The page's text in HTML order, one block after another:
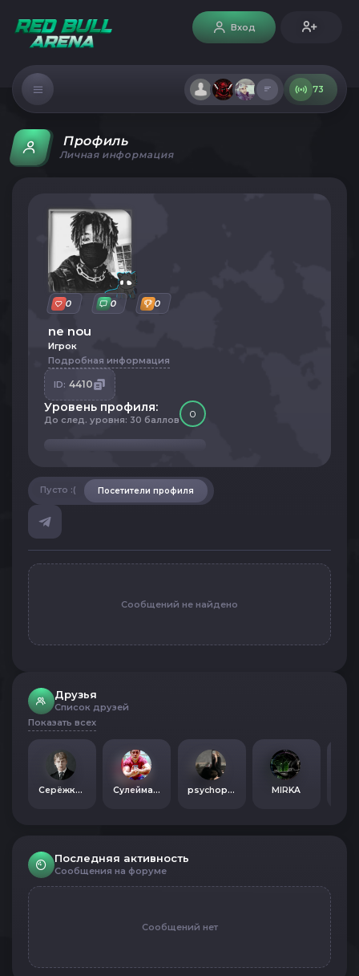
Вход
73
Профиль
Личная информация
0 0 0
ne nou
Игрок
Подробная информация
ID: 4410
Уровень профиля:
До след. уровня: 30 баллов 0
Посетители профиля
Пусто :(
Сообщений не найдено
Друзья
Список друзей
Показать всех
Серёжка Есенин Сулейман Мусазаде psychopathoa MIRKA
Последняя активность
Сообщения на форуме
Сообщений нет